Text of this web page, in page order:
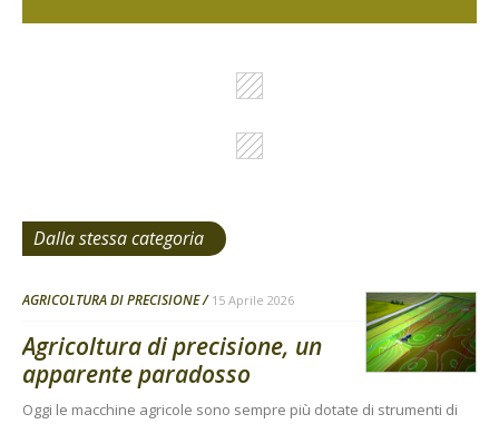
Dalla stessa categoria
AGRICOLTURA DI PRECISIONE 15 Aprile 2026
Agricoltura di precisione, un
apparente paradosso
Oggi le macchine agricole sono sempre più dotate di strumenti di